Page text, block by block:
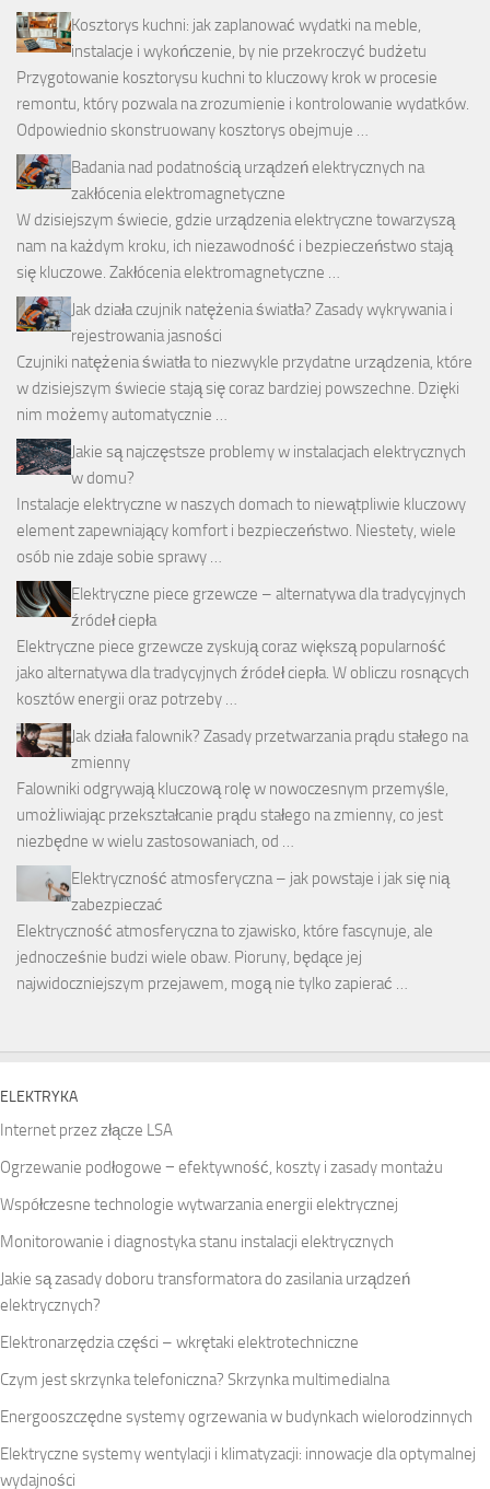
Kosztorys kuchni: jak zaplanować wydatki na meble,
instalacje i wykończenie, by nie przekroczyć budżetu
Przygotowanie kosztorysu kuchni to kluczowy krok w procesie
remontu, który pozwala na zrozumienie i kontrolowanie wydatków.
Odpowiednio skonstruowany kosztorys obejmuje …
Badania nad podatnością urządzeń elektrycznych na
zakłócenia elektromagnetyczne
W dzisiejszym świecie, gdzie urządzenia elektryczne towarzyszą
nam na każdym kroku, ich niezawodność i bezpieczeństwo stają
się kluczowe. Zakłócenia elektromagnetyczne …
Jak działa czujnik natężenia światła? Zasady wykrywania i
rejestrowania jasności
Czujniki natężenia światła to niezwykle przydatne urządzenia, które
w dzisiejszym świecie stają się coraz bardziej powszechne. Dzięki
nim możemy automatycznie …
Jakie są najczęstsze problemy w instalacjach elektrycznych
w domu?
Instalacje elektryczne w naszych domach to niewątpliwie kluczowy
element zapewniający komfort i bezpieczeństwo. Niestety, wiele
osób nie zdaje sobie sprawy …
Elektryczne piece grzewcze – alternatywa dla tradycyjnych
źródeł ciepła
Elektryczne piece grzewcze zyskują coraz większą popularność
jako alternatywa dla tradycyjnych źródeł ciepła. W obliczu rosnących
kosztów energii oraz potrzeby …
Jak działa falownik? Zasady przetwarzania prądu stałego na
zmienny
Falowniki odgrywają kluczową rolę w nowoczesnym przemyśle,
umożliwiając przekształcanie prądu stałego na zmienny, co jest
niezbędne w wielu zastosowaniach, od …
Elektryczność atmosferyczna – jak powstaje i jak się nią
zabezpieczać
Elektryczność atmosferyczna to zjawisko, które fascynuje, ale
jednocześnie budzi wiele obaw. Pioruny, będące jej
najwidoczniejszym przejawem, mogą nie tylko zapierać …
ELEKTRYKA
Internet przez złącze LSA
Ogrzewanie podłogowe − efektywność, koszty i zasady montażu
Współczesne technologie wytwarzania energii elektrycznej
Monitorowanie i diagnostyka stanu instalacji elektrycznych
Jakie są zasady doboru transformatora do zasilania urządzeń
elektrycznych?
Elektronarzędzia części – wkrętaki elektrotechniczne
Czym jest skrzynka telefoniczna? Skrzynka multimedialna
Energooszczędne systemy ogrzewania w budynkach wielorodzinnych
Elektryczne systemy wentylacji i klimatyzacji: innowacje dla optymalnej
wydajności